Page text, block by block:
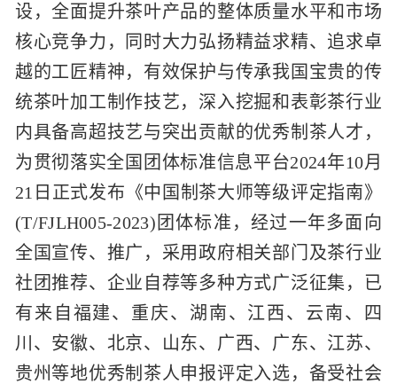
设，全面提升茶叶产品的整体质量水平和市场
核心竞争力，同时大力弘扬精益求精、追求卓
越的工匠精神，有效保护与传承我国宝贵的传
统茶叶加工制作技艺，深入挖掘和表彰茶行业
内具备高超技艺与突出贡献的优秀制茶人才，
为贯彻落实全国团体标准信息平台2024年10月
21日正式发布《中国制茶大师等级评定指南》
(T/FJLH005-2023)团体标准，经过一年多面向
全国宣传、推广，采用政府相关部门及茶行业
社团推荐、企业自荐等多种方式广泛征集，已
有来自福建、重庆、湖南、江西、云南、四
川、安徽、北京、山东、广西、广东、江苏、
贵州等地优秀制茶人申报评定入选，备受社会